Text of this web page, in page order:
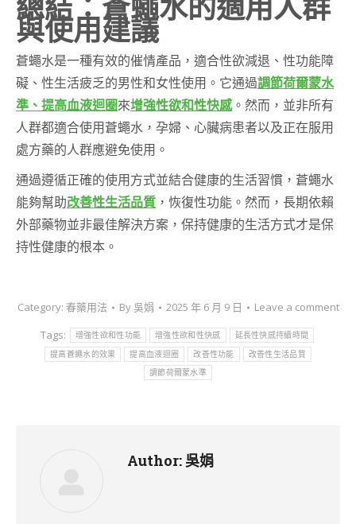
與使用建議
蒼蠅水是一種有效的催情產品，適合性欲減退、性功能障
礙、性生活疲乏的男性和女性使用。它通過調節荷爾蒙水
準、提高血液迴圈來增強性欲和性快感。然而，並非所有
人群都適合使用蒼蠅水，孕婦、心臟病患者以及正在服用
處方藥的人群應避免使用。
通過遵循正確的使用方式並結合健康的生活習慣，蒼蠅水
能夠幫助改善性生活品質 ，恢復性功能。然而，長期依賴
外部藥物並非最佳解決方案，保持健康的生活方式才是保
持性健康的根本。
Category: 春藥用法 By 吳娟 2025 年 6 月 9 日
Leave a comment
Tags:
增強性欲和性功能 增強性欲和性快感 延長性快感持續時間
提高蒼蠅水的效果 提高血液迴圈 改善性功能 改善性生活品質
調節荷爾蒙水準
Author: 吳娟